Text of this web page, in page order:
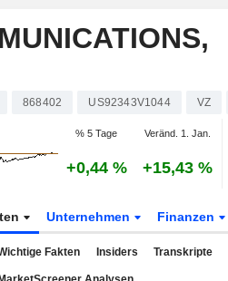
868402 US92343V1044 VZ
% 5 Tage Veränd. 1. Jan.
+0,44 % +15,43 %
Unternehmen Finanzen
Fakten Insiders Transkripte